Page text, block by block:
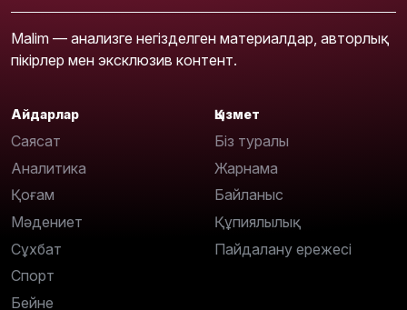
Malim — анализге негізделген материалдар, авторлық
пікірлер мен эксклюзив контент.
Айдарлар
Саясат
Аналитика
Қоғам
Мәдениет
Сұхбат
Спорт
Бейне
Қызмет
Біз туралы
Жарнама
Байланыс
Құпиялылық
Пайдалану ережесі